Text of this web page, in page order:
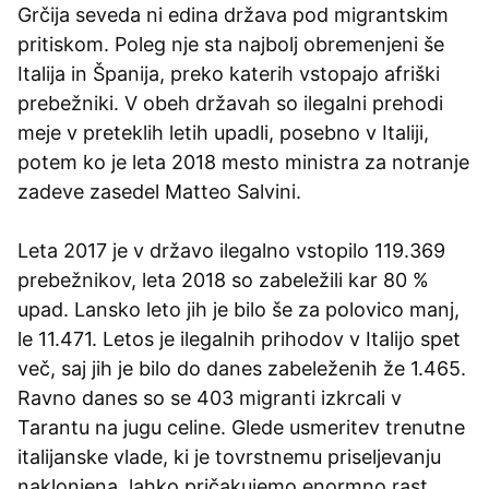
Grčija seveda ni edina država pod migrantskim
pritiskom. Poleg nje sta najbolj obremenjeni še
Italija in Španija, preko katerih vstopajo afriški
prebežniki. V obeh državah so ilegalni prehodi
meje v preteklih letih upadli, posebno v Italiji,
potem ko je leta 2018 mesto ministra za notranje
zadeve zasedel Matteo Salvini.
Leta 2017 je v državo ilegalno vstopilo 119.369
prebežnikov, leta 2018 so zabeležili kar 80 %
upad. Lansko leto jih je bilo še za polovico manj,
le 11.471. Letos je ilegalnih prihodov v Italijo spet
več, saj jih je bilo do danes zabeleženih že 1.465.
Ravno danes so se 403 migranti izkrcali v
Tarantu na jugu celine. Glede usmeritev trenutne
italijanske vlade, ki je tovrstnemu priseljevanju